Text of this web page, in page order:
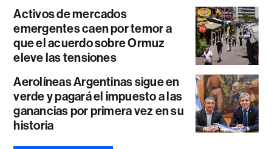
Activos de mercados
emergentes caen por temor a
que el acuerdo sobre Ormuz
eleve las tensiones
Aerolíneas Argentinas sigue en
verde y pagará el impuesto a las
ganancias por primera vez en su
historia